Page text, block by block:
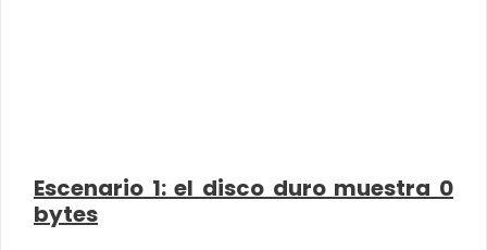
Escenario 1: el disco duro muestra 0
bytes